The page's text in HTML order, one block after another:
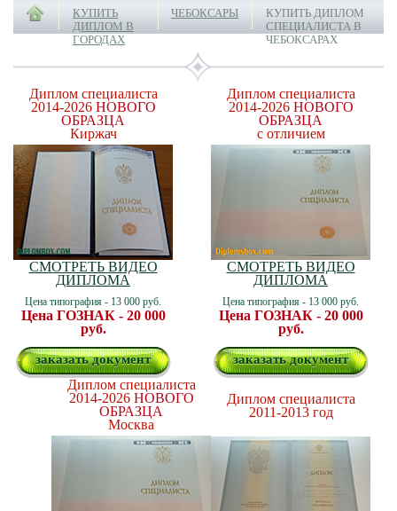
КУПИТЬ
ДИПЛОМ В
ГОРОДАХ
ЧЕБОКСАРЫ
КУПИТЬ ДИПЛОМ
СПЕЦИАЛИСТА В
ЧЕБОКСАРАХ
Диплом специалиста
2014-2026 НОВОГО
ОБРАЗЦА
Киржач
СМОТРЕТЬ ВИДЕО
ДИПЛОМА
Цена типография - 13 000 руб.
Цена ГОЗНАК - 20 000
руб.
заказать документ
Диплом специалиста
2014-2026 НОВОГО
ОБРАЗЦА
с отличием
СМОТРЕТЬ ВИДЕО
ДИПЛОМА
Цена типография - 13 000 руб.
Цена ГОЗНАК - 20 000
руб.
заказать документ
Диплом специалиста
2014-2026 НОВОГО
ОБРАЗЦА
Москва
Диплом специалиста
2011-2013 год